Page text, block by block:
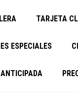
TARJETA
ESPECIALES